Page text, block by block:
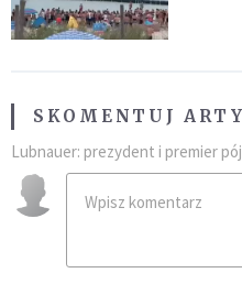
SKOMENTUJ
Lubnauer: prezydent i premier